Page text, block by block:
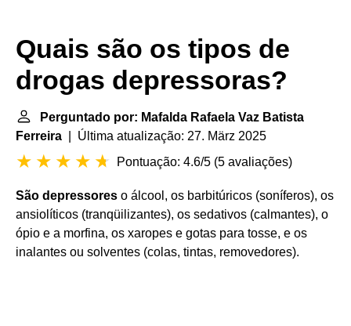
Quais são os tipos de
drogas depressoras?
Perguntado por: Mafalda Rafaela Vaz Batista
Ferreira | Última atualização: 27. März 2025
Pontuação: 4.6/5 (5 avaliações)
São depressores o álcool, os barbitúricos (soníferos), os
ansiolíticos (tranqüilizantes), os sedativos (calmantes), o
ópio e a morfina, os xaropes e gotas para tosse, e os
inalantes ou solventes (colas, tintas, removedores).